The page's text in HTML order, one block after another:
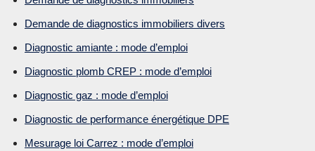
Demande de diagnostics immobiliers divers
Diagnostic amiante : mode d’emploi
Diagnostic plomb CREP : mode d’emploi
Diagnostic gaz : mode d’emploi
Diagnostic de performance énergétique DPE
Mesurage loi Carrez : mode d’emploi